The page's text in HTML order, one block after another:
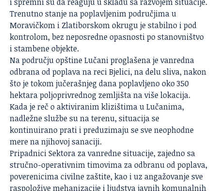
Trenutno stanje na poplavljenim područjima u
Moravičkom i Zlatiborskom okrugu je stabilno i pod
kontrolom, bez neposredne opasnosti po stanovništvo
i stambene objekte.
Na području opštineLučaniproglašena je vanredna
odbrana od poplava na reci Bjelici, na delu sliva, nakon
što je tokom jučerašnjeg dana poplavljeno oko 350
hektara poljoprivrednog zemljišta na više lokacija.
Kada je reč o aktiviranim klizištima u Lučanima,
nadležne službe su na terenu, situacija se
kontinuirano prati i preduzimaju se sve neophodne
mere na njihovoj sanaciji.
Pripadnici Sektora za vanredne situacije, zajedno sa
stručno-operativnim timovima za odbranu od poplava,
poverenicima civilne zaštite, kao i uz angažovanje sve
raspoložive mehanizacije i ljudstva javnih komunalnih